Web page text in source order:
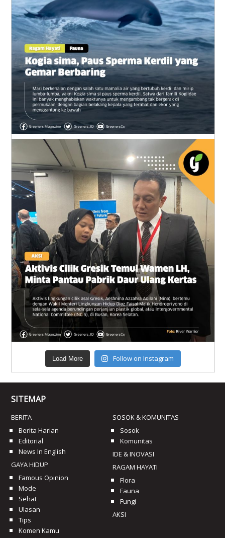
Load More Follow on Instagram
SITEMAP
BERITA
Berita Harian
Editorial
News In English
GAYA HIDUP
Famous Opinion
Mode
Sehat
Ulasan
Tips
Komen Kamu
SOSOK & KOMUNITAS
Sosok
Komunitas
IDE & INOVASI
RAGAM HAYATI
Flora
Fauna
Fungi
AKSI